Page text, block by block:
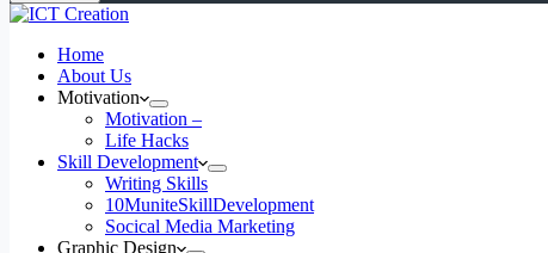
Home
About Us
Motivation
Motivation –
Life Hacks
Skill Development
Writing Skills
10MuniteSkillDevelopment
Socical Media Marketing
Graphic Design